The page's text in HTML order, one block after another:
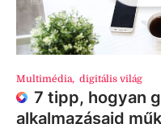
Multimédia, digitális világ
7 tipp, hogyan
alkalmazásaid